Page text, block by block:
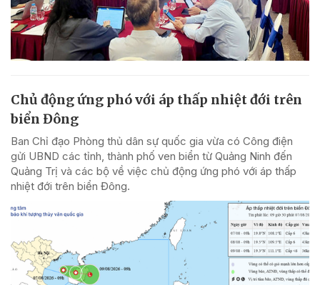
Chủ động ứng phó với áp thấp nhiệt đới trên
biển Đông
Ban Chỉ đạo Phòng thủ dân sự quốc gia vừa có Công điện
gửi UBND các tỉnh, thành phố ven biển từ Quảng Ninh đến
Quảng Trị và các bộ về việc chủ động ứng phó với áp thấp
nhiệt đới trên biển Đông.